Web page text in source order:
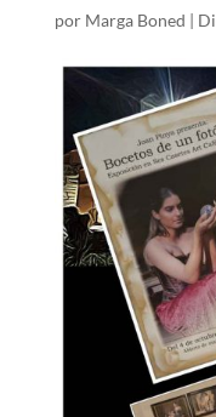
por Marga Boned |